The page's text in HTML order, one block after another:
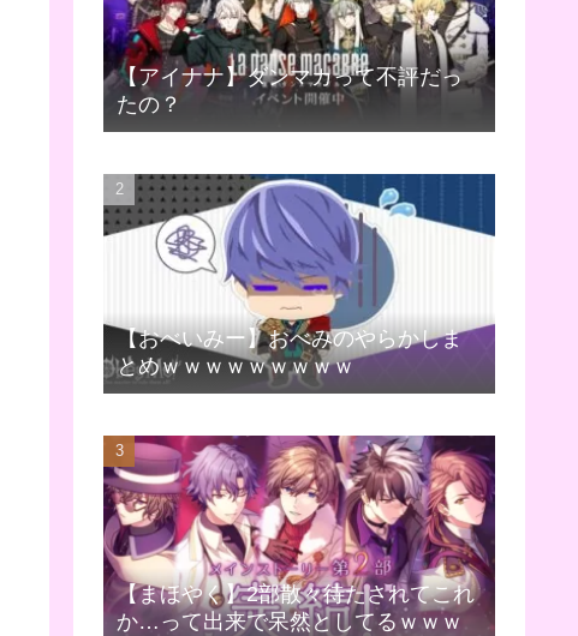
【アイナナ】ダンマカって不評だっ
たの？
【おべいみー】おべみのやらかしま
とめｗｗｗｗｗｗｗｗｗ
【まほやく】2部散々待たされてこれ
か…って出来で呆然としてるｗｗｗ